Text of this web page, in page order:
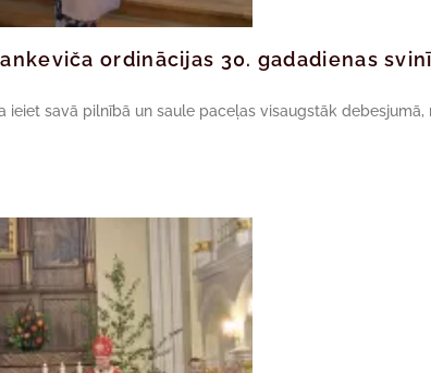
ordinācijas 30. gadadienas
ieiet savā pilnībā un saule paceļas visaugstāk